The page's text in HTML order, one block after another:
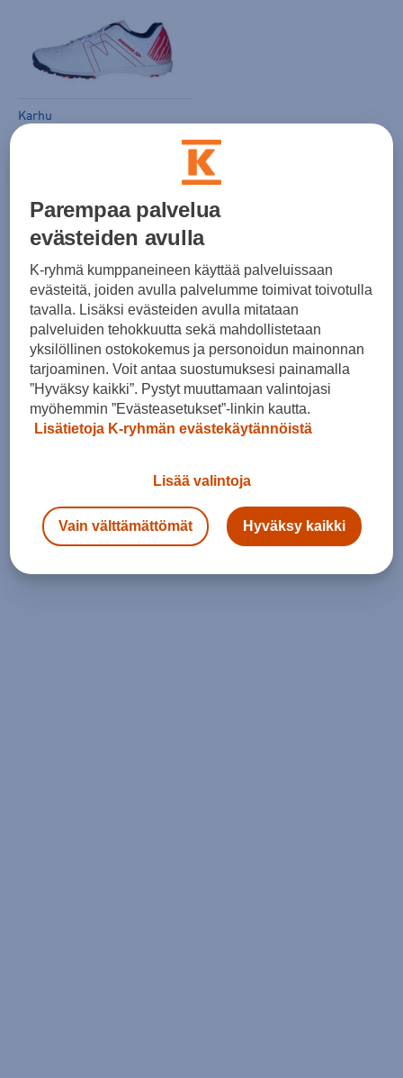
Karhu
Vertigo kapea - pesäpallopiikkarit
Norm. hinta:129€
30pv alin hinta: 109€
Parempaa palvelua
evästeiden avulla
K-ryhmä kumppaneineen käyttää palveluissaan
evästeitä, joiden avulla palvelumme toimivat toivotulla
tavalla. Lisäksi evästeiden avulla mitataan
palveluiden tehokkuutta sekä mahdollistetaan
yksilöllinen ostokokemus ja personoidun mainonnan
tarjoaminen. Voit antaa suostumuksesi painamalla
”Hyväksy kaikki”. Pystyt muuttamaan valintojasi
myöhemmin ”Evästeasetukset”-linkin kautta.
Lisätietoja K-ryhmän evästekäytännöistä
Lisää valintoja
Vain välttämättömät Hyväksy kaikki